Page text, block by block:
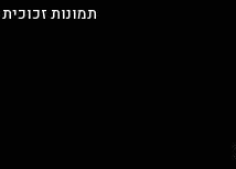
תמונות